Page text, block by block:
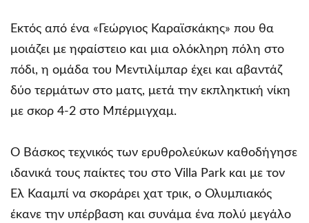
Εκτός από ένα «Γεώργιος Καραϊσκάκης» που θα
μοιάζει με ηφαίστειο και μια ολόκληρη πόλη στο
πόδι, η ομάδα του Μεντιλίμπαρ έχει και αβαντάζ
δύο τερμάτων στο ματς, μετά την εκπληκτική νίκη
με σκορ 4-2 στο Μπέρμιγχαμ.
Ο Βάσκος τεχνικός των ερυθρολεύκων καθοδήγησε
ιδανικά τους παίκτες του στο Villa Park και με τον
Ελ Κααμπί να σκοράρει χατ τρικ, ο Ολυμπιακός
έκανε την υπέρβαση και συνάμα ένα πολύ μεγάλο